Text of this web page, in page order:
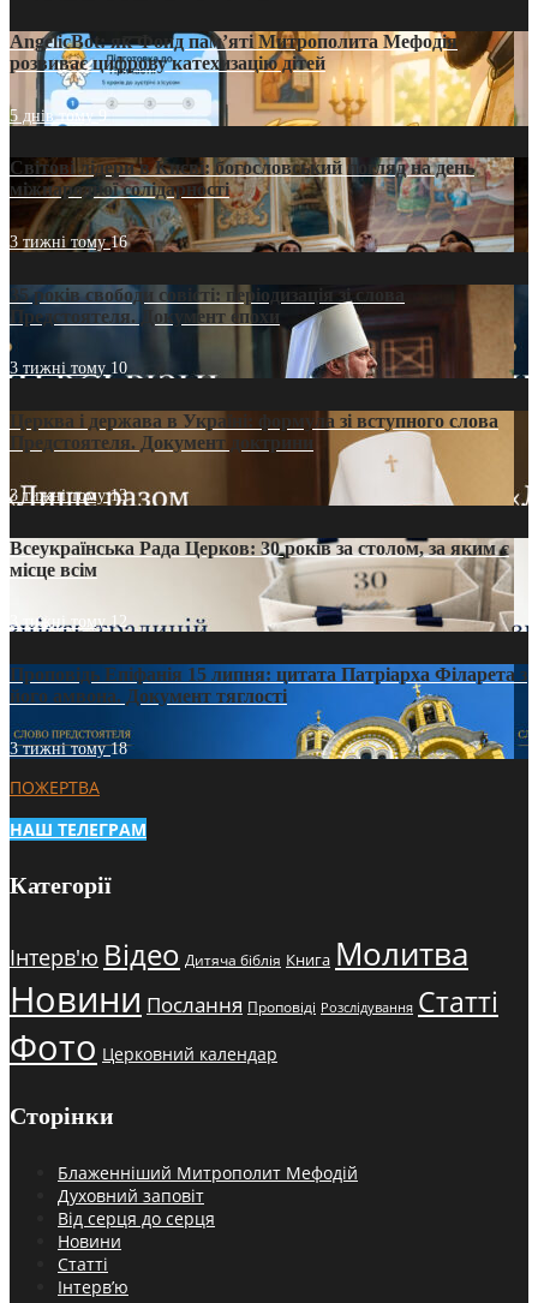
AngelicBot: як Фонд пам’яті Митрополита Мефодія
розвиває цифрову катехизацію дітей
5 днів тому9
Світові лідери в Києві: богословський погляд на день
міжнародної солідарності
3 тижні тому16
35 років свободи совісті: періодизація зі слова
Предстоятеля. Документ епохи
3 тижні тому 10
Церква і держава в Україні: формула зі вступного слова
Предстоятеля. Документ доктрини
3 тижні тому13
Всеукраїнська Рада Церков: 30 років за столом, за яким є
місце всім
3 тижні тому12
Проповідь Епіфанія 15 липня: цитата Патріарха Філарета з
його амвона. Документ тяглості
3 тижні тому18
ПОЖЕРТВА
НАШ ТЕЛЕГРАМ
Категорії
Інтерв'ю Відео Дитяча біблія Книга Молитва
Новини Послання Проповіді Розслідування Статті
Фото Церковний календар
Сторінки
Блаженніший Митрополит Мефодій
Духовний заповіт
Від серця до серця
Новини
Статті
Інтерв’ю